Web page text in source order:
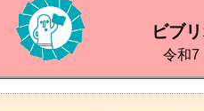
ビブ
令和7